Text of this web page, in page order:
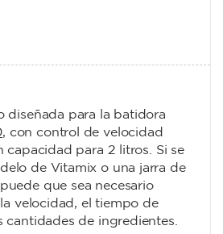
diseñada para la batidora
, con control de velocidad
capacidad para 2 litros. Si se
de Vitamix o una jarra de
que sea necesario
velocidad, el tiempo de
cantidades de ingredientes.